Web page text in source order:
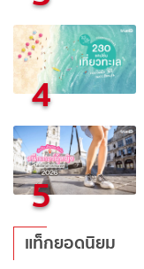
4
5
แท็กยอดนิยม